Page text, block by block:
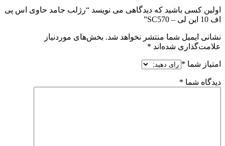
اولین کسی باشید که دیدگاهی می نویسد “رژلب جامد حاوی اس پی
اف 10 این لی – SC570”
نشانی ایمیل شما منتشر نخواهد شد. بخش‌های موردنیاز
علامت‌گذاری شده‌اند *
امتیاز شما *
دیدگاه شما *